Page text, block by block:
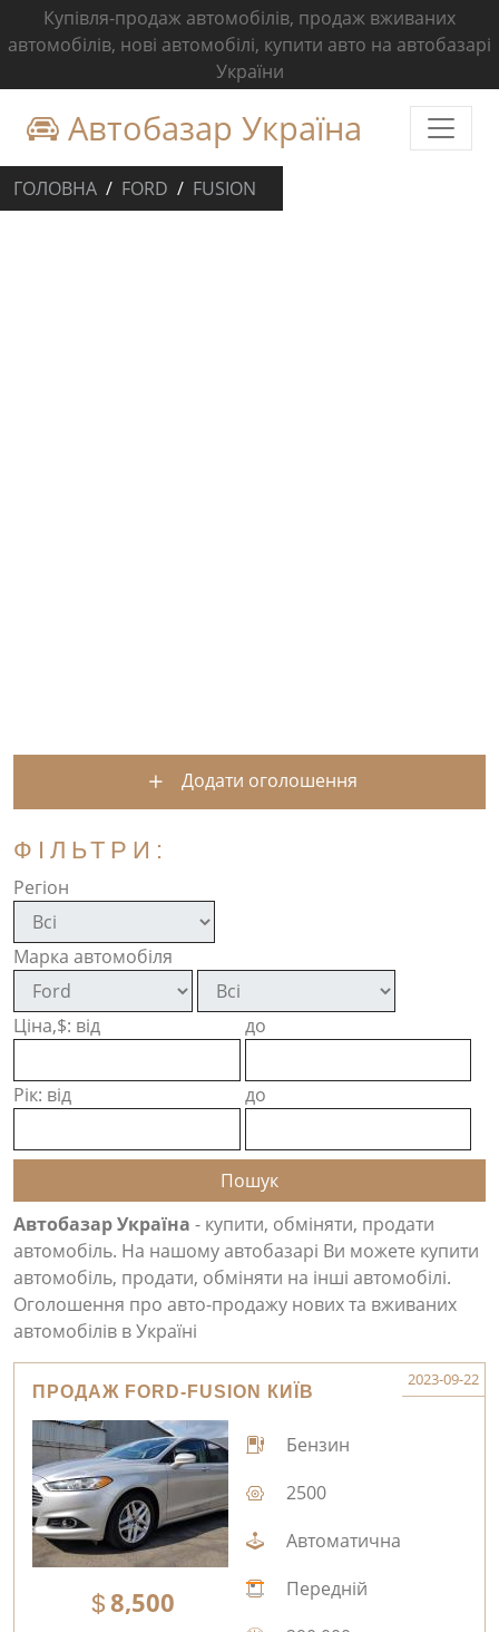
Купівля-продаж автомобілів, продаж вживаних
автомобілів, нові автомобілі, купити авто на автобазарі
України
Автобазар Україна
ГОЛОВНА FORD FUSION
Додати оголошення
ФІЛЬТРИ:
Регіон
Марка автомобіля
Ціна,$: від до
Рік: від до
Автобазар Україна - купити, обміняти, продати
автомобіль. На нашому автобазарі Ви можете купити
автомобіль, продати, обміняти на інші автомобілі.
Оголошення про авто-продажу нових та вживаних
автомобілів в Україні
ПРОДАЖ FORD-FUSION КИЇВ
2023-09-22
8,500
Бензин
2500
Автоматична
Передній